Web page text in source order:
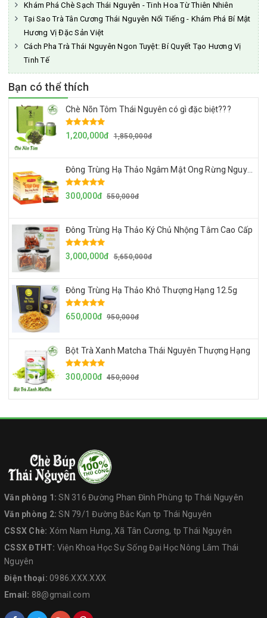
Khám Phá Chè Sạch Thái Nguyên - Tinh Hoa Từ Thiên Nhiên
Tại Sao Trà Tân Cương Thái Nguyên Nổi Tiếng - Khám Phá Bí Mật
Hương Vị Đặc Sản Việt
Cách Pha Trà Thái Nguyên Ngon Tuyệt: Bí Quyết Tạo Hương Vị
Tinh Tế
Bạn có thể thích
Chè Nõn Tôm Thái Nguyên có gì đặc biệt???
1,200,000đ 1,850,000đ
Đông Trùng Hạ Thảo Ngâm Mật Ong Rừng Nguyên Chất
300,000đ 550,000đ
Đông Trùng Hạ Thảo Ký Chủ Nhộng Tằm Cao Cấp
3,000,000đ 5,650,000đ
Đông Trùng Hạ Thảo Khô Thượng Hạng 12.5g
650,000đ 950,000đ
Bột Trà Xanh Matcha Thái Nguyên Thượng Hạng
300,000đ 450,000đ
Văn phòng 1:SN 316 Đường Phan Đình Phùng tp Thái Nguyên
Văn phòng 2:SN 79/1 Đường Bắc Kạn tp Thái Nguyên
CSSX Chè: Xóm Nam Hưng, Xã Tân Cương, tp Thái Nguyên
CSSX ĐTHT: Viện Khoa Học Sự Sống Đại Học Nông Lâm Thái
Nguyên
Điện thoại: 0986.XXX.XXX
Email: 88@gmail.com